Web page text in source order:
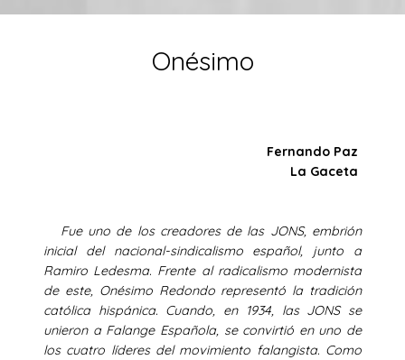
Onésimo
Fernando Paz
La Gaceta
Fue uno de los creadores de las JONS, embrión
inicial del nacional-sindicalismo español, junto a
Ramiro Ledesma. Frente al radicalismo modernista
de este, Onésimo Redondo representó la tradición
católica hispánica. Cuando, en 1934, las JONS se
unieron a Falange Española, se convirtió en uno de
los cuatro líderes del movimiento falangista. Como